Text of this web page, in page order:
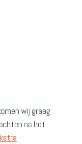
wij graag
na het